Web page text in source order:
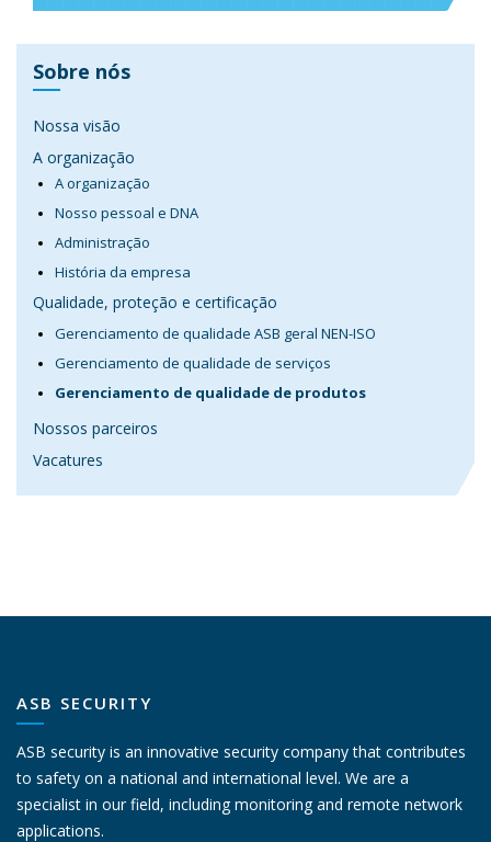
Sobre nós
Nossa visão
A organização
A organização
Nosso pessoal e DNA
Administração
História da empresa
Qualidade, proteção e certificação
Gerenciamento de qualidade ASB geral NEN-ISO
Gerenciamento de qualidade de serviços
Gerenciamento de qualidade de produtos
Nossos parceiros
Vacatures
ASB SECURITY
ASB security is an innovative security company that contributes
to safety on a national and international level. We are a
specialist in our field, including monitoring and remote network
applications.